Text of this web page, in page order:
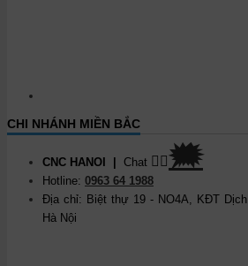
CHI NHÁNH MIỀN BẮC
CNC HANOI | Chat 👉🏽🗯
Hotline: 0963 64 1988
Địa chỉ: Biệt thự 19 - NO4A, KĐT
Hà Nội